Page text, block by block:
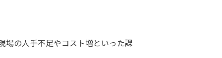
場の人手不足やコスト増といった課